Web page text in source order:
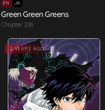
EN JA
Green Green Greens
Chapter 226
2 YEARS AGO